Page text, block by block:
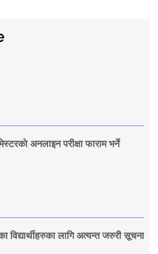
अनलाइन परीक्षा फाराम भर्ने
विद्यार्थीहरुका लागि अत्यन्त जरुरी सूचना